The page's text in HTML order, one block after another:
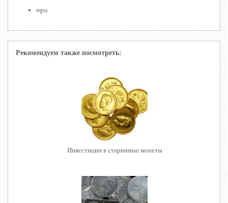
три
Рекомендуем также посмотреть:
Инвестиции в старинные монеты